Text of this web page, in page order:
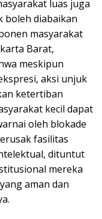
luas juga
boleh diabaikan
masyarakat
Barat,
meskipun
aksi unjuk
ketertiban
kecil dapat
oleh blokade
fasilitas
dituntut
mereka
aman dan